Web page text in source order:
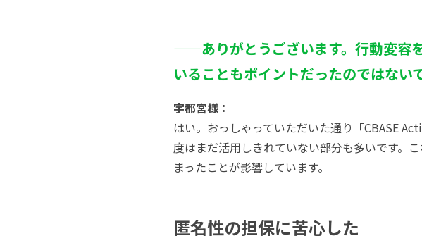
——ありがとうございます。行動変容
いることもポイントだったのではない
宇都宮様：
はい。おっしゃっていただいた通り「CBASE
度はまだ活用しきれていない部分も多いです。
まったことが影響しています。
匿名性の担保に苦心した